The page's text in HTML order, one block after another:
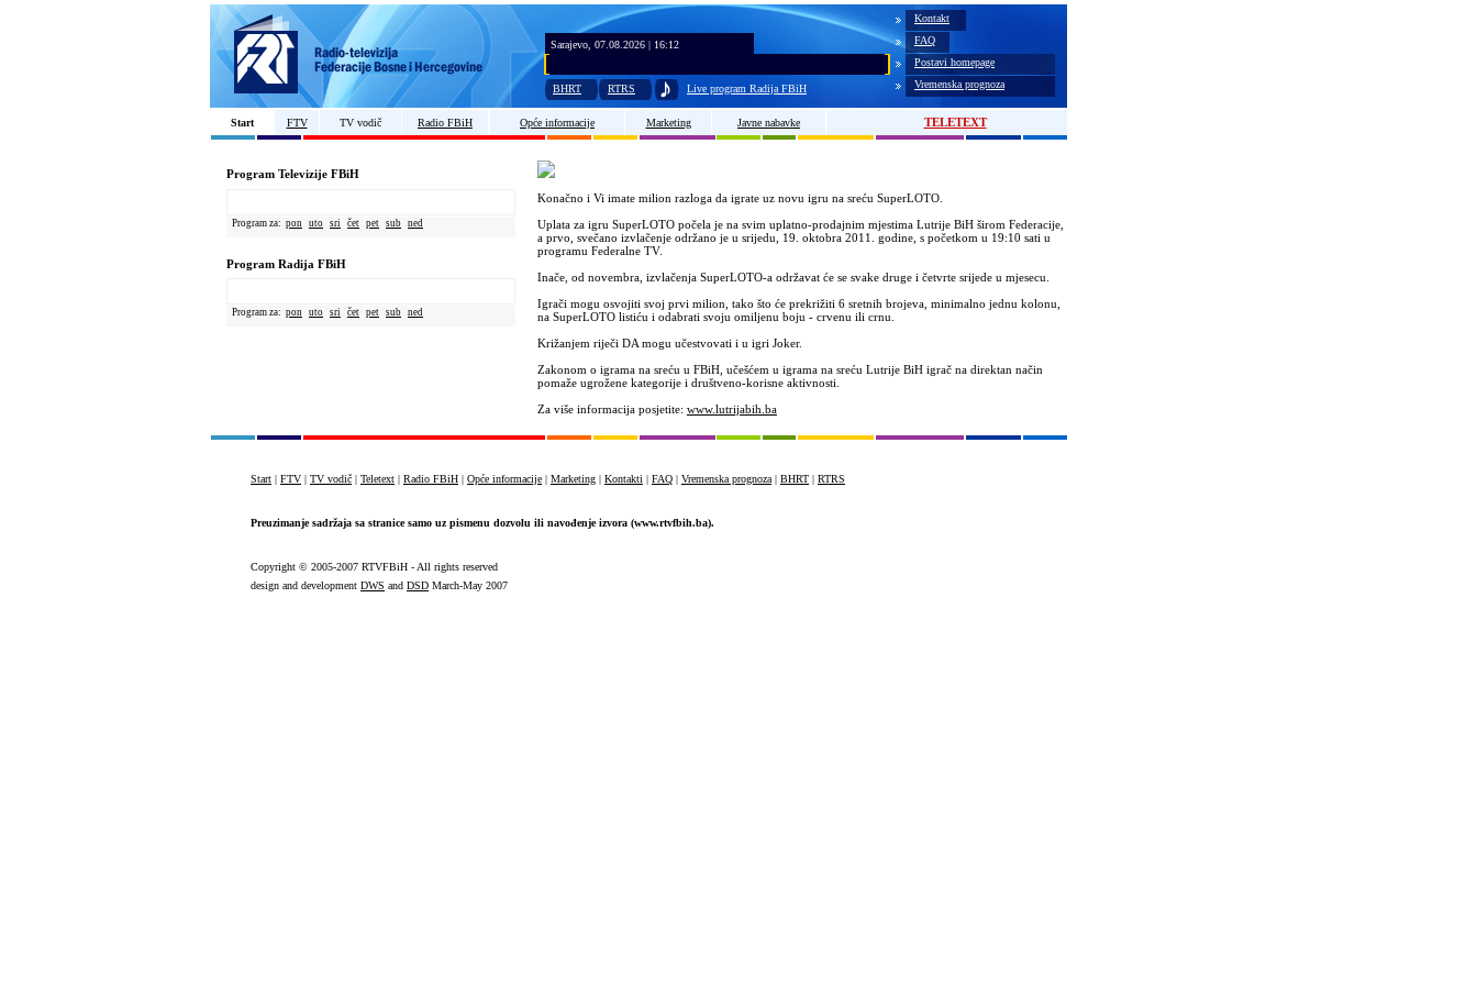
Sarajevo, 07.08.2026 | 16:12
BHRT RTRS Live program Radija FBiH
Kontakt
FAQ
Postavi homepage
Vremenska prognoza
Start FTV TV vodič Radio FBiH Opće informacije Marketing Javne nabavke TELETEXT
Program Televizije FBiH
Program za: pon uto sri čet pet sub ned
Program Radija FBiH
Program za: pon uto sri čet pet sub ned
Konačno i Vi imate milion razloga da igrate uz novu igru na sreću SuperLOTO.
Uplata za igru SuperLOTO počela je na svim uplatno-prodajnim mjestima Lutrije BiH širom Federacije,
a prvo, svečano izvlačenje održano je u srijedu, 19. oktobra 2011. godine, s početkom u 19:10 sati u
programu Federalne TV.
Inače, od novembra, izvlačenja SuperLOTO-a održavat će se svake druge i četvrte srijede u mjesecu.
Igrači mogu osvojiti svoj prvi milion, tako što će prekrižiti 6 sretnih brojeva, minimalno jednu kolonu,
na SuperLOTO listiću i odabrati svoju omiljenu boju - crvenu ili crnu.
Križanjem riječi DA mogu učestvovati i u igri Joker.
Zakonom o igrama na sreću u FBiH, učešćem u igrama na sreću Lutrije BiH igrač na direktan način
pomaže ugrožene kategorije i društveno-korisne aktivnosti.
Za više informacija posjetite: www.lutrijabih.ba
Start | FTV | TV vodič | Teletext | Radio FBiH | Opće informacije | Marketing | Kontakti | FAQ | Vremenska prognoza | BHRT | RTRS
Preuzimanje sadržaja sa stranice samo uz pismenu dozvolu ili navođenje izvora (www.rtvfbih.ba).
Copyright © 2005-2007 RTVFBiH - All rights reserved
design and development DWS and DSD March-May 2007